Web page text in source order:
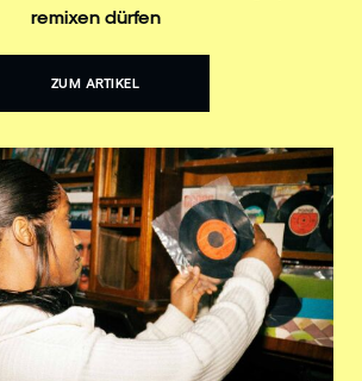
remixen dürfen
ZUM ARTIKEL